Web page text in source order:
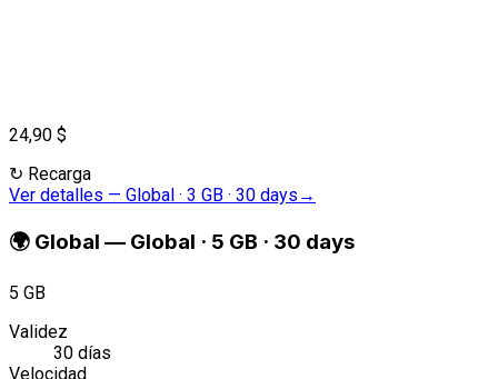
24,90 $
↻ Recarga
Ver detalles — Global · 3 GB · 30 days →
🌍 Global — Global · 5 GB · 30 days
5 GB
Validez
30 días
Velocidad